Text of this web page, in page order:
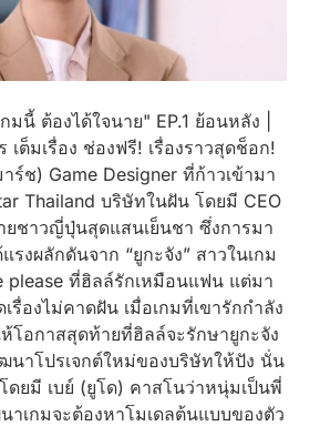
มนี้ ต้องได้ใจนาย" EP.1 ย้อนหลัง |
เต็มเรื่อง ช่องฟรี! เรื่องราวสุดช็อก!
ร์ช) Game Designer ที่ก้าวเข้ามา
Thailand บริษัทในฝัน โดยมี CEO
ยชาวญี่ปุ่นสุดแสนเย็นชา ซึ่งการมา
งผลักดันจาก “ยูกะจัง” สาวในเกม
please ที่ฮิลล์รักเหมือนแฟน แต่มา
รื่องไม่คาดฝัน เมื่อเกมที่เขารักกำลัง
โอกาสสุดท้ายที่ฮิลล์จะรักษายูกะจัง
นาโปรเจกต์ใหม่ของบริษัทให้ปัง นั่น
ดยมี เบย์ (ยูโด) คาสโนว่าหนุ่มเป็นพี่
าเกมจะต้องหาโมเดลต้นแบบของตัว